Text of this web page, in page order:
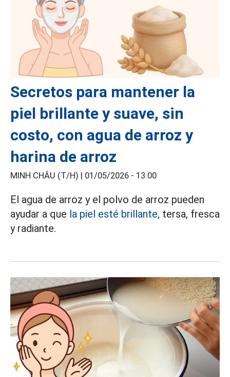
Secretos para mantener la
piel brillante y suave, sin
costo, con agua de arroz y
harina de arroz
MINH CHÂU (T/H) | 01/05/2026 - 13:00
El agua de arroz y el polvo de arroz pueden
ayudar a que la piel esté brillante, tersa, fresca
y radiante.